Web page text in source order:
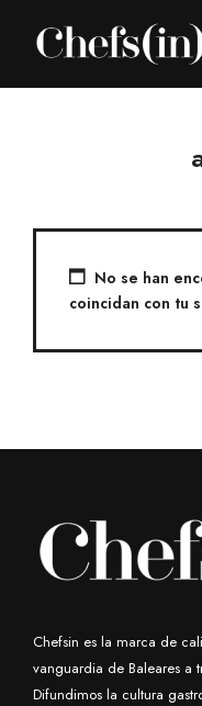
No se han
coincidan con tu
Chefsin es la marca de
vanguardia de Baleares a
Difundimos la cultura